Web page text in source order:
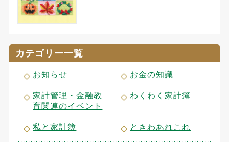
カテゴリー一覧
お知らせ お金の知識
家計管理・金融教
育関連のイベント
わくわく家計簿
私と家計簿 ときわあれこれ